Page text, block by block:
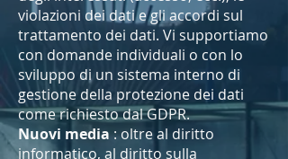
violazioni dei dati e gli accordi sul
trattamento dei dati. Vi supportiamo
con domande individuali o con lo
sviluppo di un sistema interno di
gestione della protezione dei dati
come richiesto dal GDPR.
Nuovi media: oltre al diritto
informatico, al diritto sulla